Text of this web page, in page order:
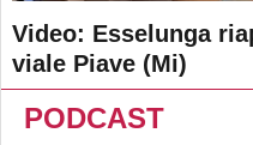
Video: Esselunga
viale Piave (Mi)
PODCAST